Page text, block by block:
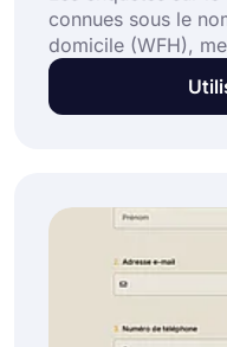
connues sous le
domicile (WFH),
capacité des
Afin de mesurer
utilisez le modèle
enquête!